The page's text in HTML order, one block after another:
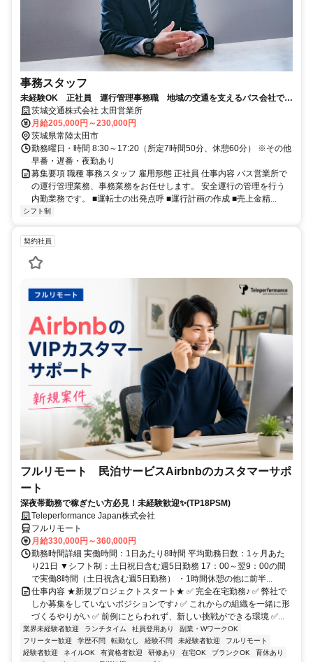
事務スタッフ
未経験OK 正社員 運行管理事務職 地域の交通を支えるバス会社で働
きませんか？ 待遇・福利厚生充実！
茨城交通株式会社 太田営業所
月給205,000円～230,000円
茨城県常陸太田市
勤務曜日・時間 8:30～17:20（所定7時間50分、休憩60分） ※その他
早番・遅番・夜勤あり
募集要項 職種 事務スタッフ 雇用形態 正社員 仕事内容 バス営業所で
の運行管理業務、事務業務をお任せします。 安全運行の管理を行う
内勤業務です。 ■運転士の出発点呼 ■運行計画の作成 ■売上金精...
シフト制
契約社員
フルリモート 民泊サービスAirbnbのカスタマーサポ
ート
深夜帯勤務で稼ぎたい方必見！未経験歓迎✨(TP18PSM)
Teleperformance Japan株式会社
フルリモート
月給330,000円～360,000円
勤務時間詳細 実働時間：1日あたり8時間 平均勤務日数：1ヶ月あた
り21日 ▼シフト制：土日祝日含む週5日勤務 17：00～翌9：00の間
で実働8時間（土日祝含む週5日勤務） ・1時間休憩の他に前半...
仕事内容 ★新規プロジェクトスタート★ ✅ 完全在宅勤務♪ ✅ 弊社で
しか募集をしていないポジションです♪ ✅ これからの組織を一緒に形
づくるやりがい ✅ 前例にとらわれず、新しい挑戦ができる環境 ✅...
業界未経験者歓迎 ランチタイム 社員登用あり
副業・WワークOK
フリーター歓迎
学歴不問 転勤なし 経験不問 未経験者歓迎
フルリモート
経験者歓迎
ネイルOK 有資格者歓迎 研修あり 在宅OK ブランクOK
育休あり